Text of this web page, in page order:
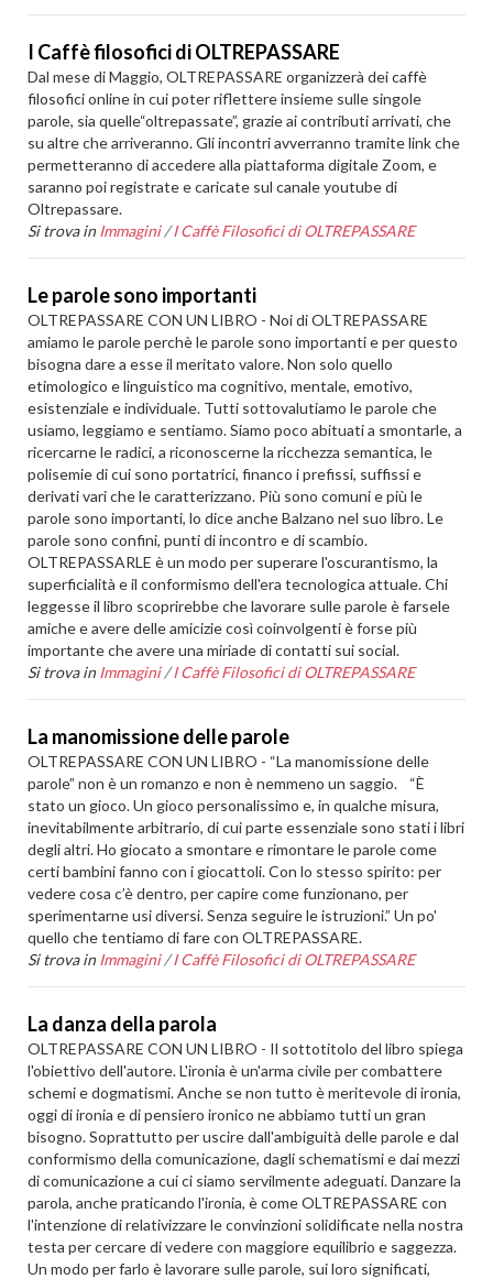
I Caffè filosofici di OLTREPASSARE
Dal mese di Maggio, OLTREPASSARE organizzerà dei caffè
filosofici online in cui poter riflettere insieme sulle singole
parole, sia quelle“oltrepassate”, grazie ai contributi arrivati, che
su altre che arriveranno. Gli incontri avverranno tramite link che
permetteranno di accedere alla piattaforma digitale Zoom, e
saranno poi registrate e caricate sul canale youtube di
Oltrepassare.
Si trova in Immagini /I Caffè Filosofici di OLTREPASSARE
Le parole sono importanti
OLTREPASSARE CON UN LIBRO - Noi di OLTREPASSARE
amiamo le parole perchè le parole sono importanti e per questo
bisogna dare a esse il meritato valore. Non solo quello
etimologico e linguistico ma cognitivo, mentale, emotivo,
esistenziale e individuale. Tutti sottovalutiamo le parole che
usiamo, leggiamo e sentiamo. Siamo poco abituati a smontarle, a
ricercarne le radici, a riconoscerne la ricchezza semantica, le
polisemie di cui sono portatrici, financo i prefissi, suffissi e
derivati vari che le caratterizzano. Più sono comuni e più le
parole sono importanti, lo dice anche Balzano nel suo libro. Le
parole sono confini, punti di incontro e di scambio.
OLTREPASSARLE è un modo per superare l'oscurantismo, la
superficialità e il conformismo dell'era tecnologica attuale. Chi
leggesse il libro scoprirebbe che lavorare sulle parole è farsele
amiche e avere delle amicizie così coinvolgenti è forse più
importante che avere una miriade di contatti sui social.
Si trova in Immagini /I Caffè Filosofici di OLTREPASSARE
La manomissione delle parole
OLTREPASSARE CON UN LIBRO - “La manomissione delle
parole” non è un romanzo e non è nemmeno un saggio. “È
stato un gioco. Un gioco personalissimo e, in qualche misura,
inevitabilmente arbitrario, di cui parte essenziale sono stati i libri
degli altri. Ho giocato a smontare e rimontare le parole come
certi bambini fanno con i giocattoli. Con lo stesso spirito: per
vedere cosa c’è dentro, per capire come funzionano, per
sperimentarne usi diversi. Senza seguire le istruzioni.” Un po'
quello che tentiamo di fare con OLTREPASSARE.
Si trova in Immagini /I Caffè Filosofici di OLTREPASSARE
La danza della parola
OLTREPASSARE CON UN LIBRO - Il sottotitolo del libro spiega
l'obiettivo dell'autore. L'ironia è un'arma civile per combattere
schemi e dogmatismi. Anche se non tutto è meritevole di ironia,
oggi di ironia e di pensiero ironico ne abbiamo tutti un gran
bisogno. Soprattutto per uscire dall'ambiguità delle parole e dal
conformismo della comunicazione, dagli schematismi e dai mezzi
di comunicazione a cui ci siamo servilmente adeguati. Danzare la
parola, anche praticando l'ironia, è come OLTREPASSARE con
l'intenzione di relativizzare le convinzioni solidificate nella nostra
testa per cercare di vedere con maggiore equilibrio e saggezza.
Un modo per farlo è lavorare sulle parole, sui loro significati,